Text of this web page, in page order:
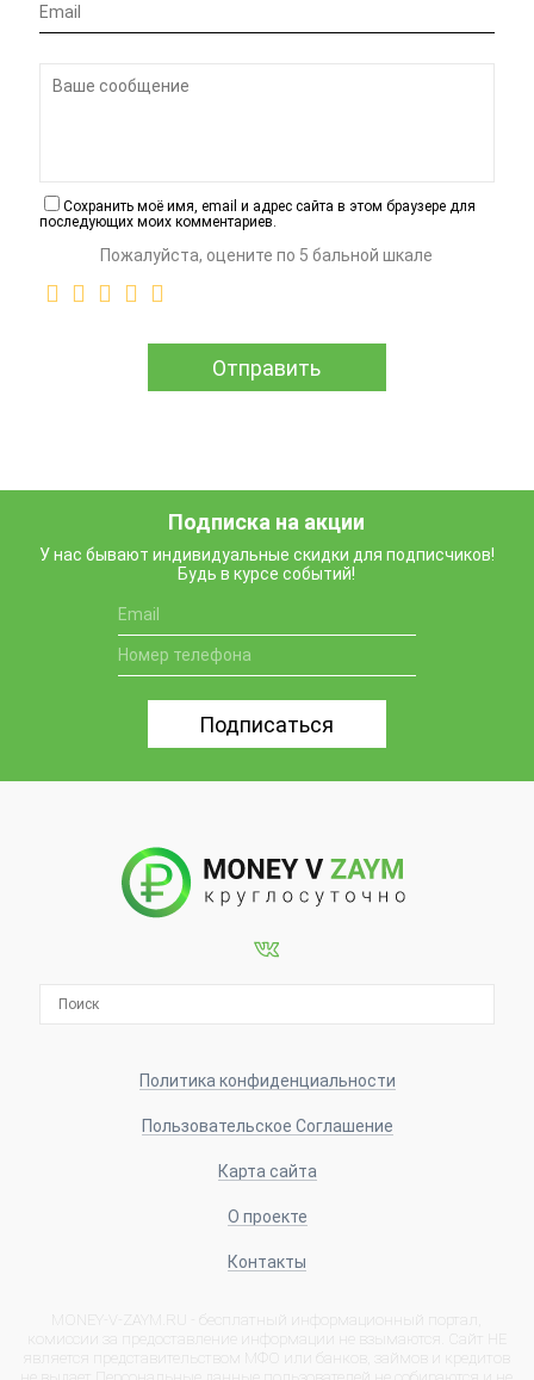
Сохранить моё имя, email и адрес сайта в этом браузере для
последующих моих комментариев.
Пожалуйста, оцените по 5 бальной шкале
Подписка на акции
У нас бывают индивидуальные скидки для подписчиков!
Будь в курсе событий!
Политика конфиденциальности
Пользовательское Соглашение
Карта сайта
О проекте
Контакты
MONEY-V-ZAYM.RU - бесплатный информационный портал,
комиссии за предоставление информации не взымаются. Сайт НЕ
является представительством МФО или банков, займов и кредитов